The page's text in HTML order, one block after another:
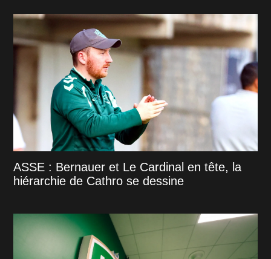
ASSE : Bernauer et Le Cardinal en tête, la
hiérarchie de Cathro se dessine